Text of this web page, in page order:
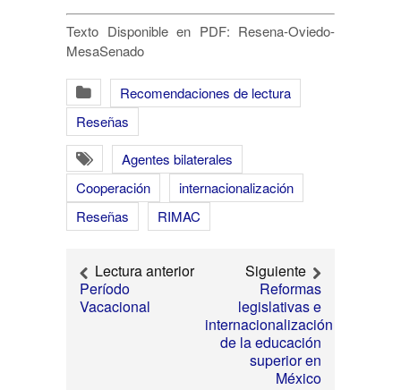
Texto Disponible en PDF: Resena-Oviedo-
MesaSenado
Recomendaciones de lectura
Reseñas
Agentes bilaterales
Cooperación
internacionalización
Reseñas
RIMAC
Lectura anterior
Período
Vacacional
Siguiente
Reformas
legislativas e
internacionalización
de la educación
superior en
México